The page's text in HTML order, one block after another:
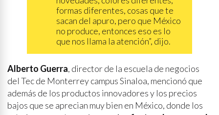
formas diferentes, cosas que te
sacan del apuro, pero que México
no produce, entonces eso es lo
que nos llama la atención”, dijo.
Alberto Guerra, director de la escuela de negocios
del Tec de Monterrey campus Sinaloa, mencionó que
además de los productos innovadores y los precios
bajos que se aprecian muy bien en México, donde los